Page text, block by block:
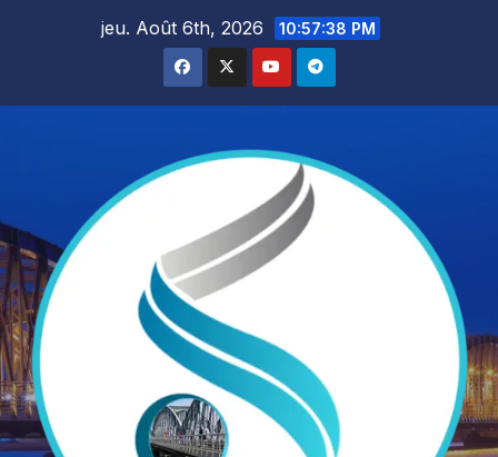
jeu. Août 6th, 2026 10:57:39 PM